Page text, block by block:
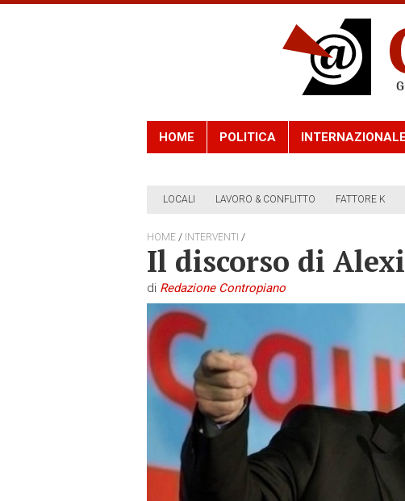
HOME POLITICA INTERNAZIONALE
LOCALI LAVORO & CONFLITTO FATTORE K
HOME / INTERVENTI /
Il discorso di
di Redazione Contropiano